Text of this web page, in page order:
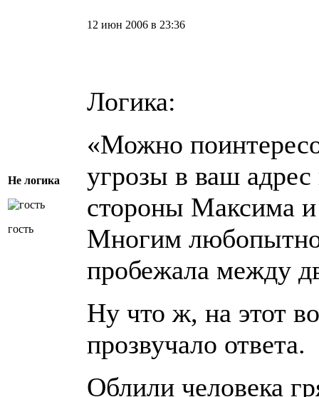
Не логика
гость
12 июн 2006 в 23:36
Логика:
«Можно
угрозы в ваш адрес
стороны Максима и
Многим
пробежала между
Ну что ж, на этот
прозвучало ответа.
Облили человека